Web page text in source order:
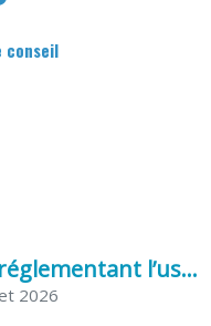
conseil
Arrêté préfectoral réglementant l’usage de l’eau
2026